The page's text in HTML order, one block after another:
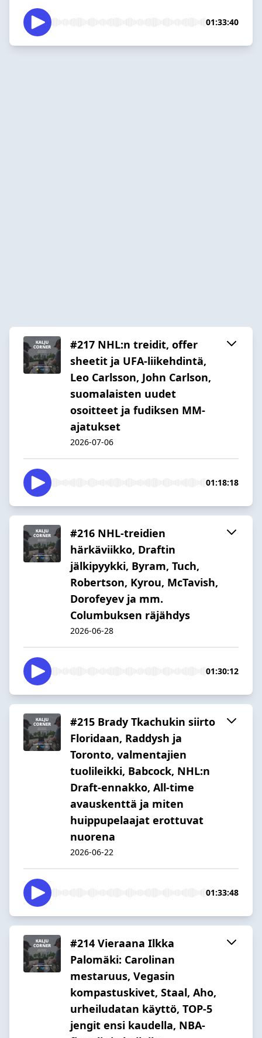
01:33:40
#217 NHL:n treidit, offer
sheetit ja UFA-liikehdintä,
Leo Carlsson, John Carlson,
suomalaisten uudet
osoitteet ja fudiksen MM-
ajatukset
2026-07-06
01:18:18
#216 NHL-treidien
härkäviikko, Draftin
jälkipyykki, Byram, Tuch,
Robertson, Kyrou, McTavish,
Dorofeyev ja mm.
Columbuksen räjähdys
2026-06-28
01:30:12
#215 Brady Tkachukin siirto
Floridaan, Raddysh ja
Toronto, valmentajien
tuolileikki, Babcock, NHL:n
Draft-ennakko, All-time
avauskenttä ja miten
huippupelaajat erottuvat
nuorena
2026-06-22
01:33:48
#214 Vieraana Ilkka
Palomäki: Carolinan
mestaruus, Vegasin
kompastuskivet, Staal, Aho,
urheiludatan käyttö, TOP-5
jengit ensi kaudella, NBA-